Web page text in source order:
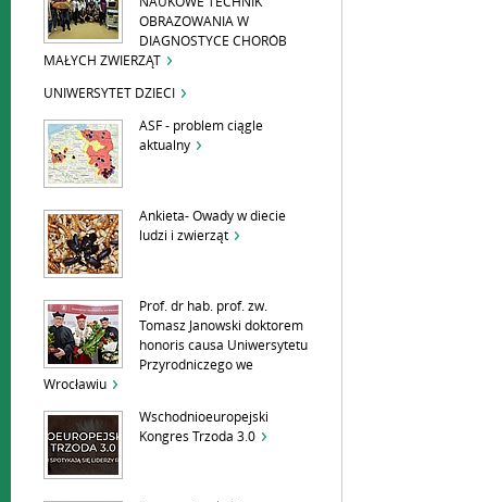
OBRAZOWANIA W
DIAGNOSTYCE CHORÓB
MAŁYCH ZWIERZĄT
UNIWERSYTET DZIECI
ASF - problem ciągle
aktualny
Ankieta- Owady w diecie
ludzi i zwierząt
Prof. dr hab. prof. zw.
Tomasz Janowski doktorem
honoris causa Uniwersytetu
Przyrodniczego we
Wrocławiu
Wschodnioeuropejski
Kongres Trzoda 3.0